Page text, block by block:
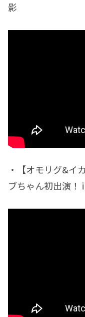
影
・【オモリグ&イ
ブちゃん初出演